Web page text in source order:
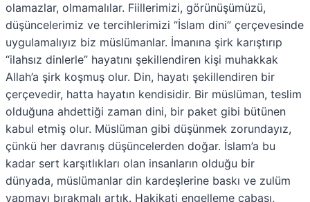
olamazlar, olmamalılar. Fiillerimizi, görünüşümüzü,
düşüncelerimiz ve tercihlerimizi “İslam dini” çerçevesinde
uygulamalıyız biz müslümanlar. İmanına şirk karıştırıp
“ilahsız dinlerle” hayatını şekillendiren kişi muhakkak
Allah’a şirk koşmuş olur. Din, hayatı şekillendiren bir
çerçevedir, hatta hayatın kendisidir. Bir müslüman, teslim
olduğuna ahdettiği zaman dini, bir paket gibi bütünen
kabul etmiş olur. Müslüman gibi düşünmek zorundayız,
çünkü her davranış düşüncelerden doğar. İslam’a bu
kadar sert karşıtlıkları olan insanların olduğu bir
dünyada, müslümanlar din kardeşlerine baskı ve zulüm
yapmayı bırakmalı artık. Hakikati engelleme çabası,